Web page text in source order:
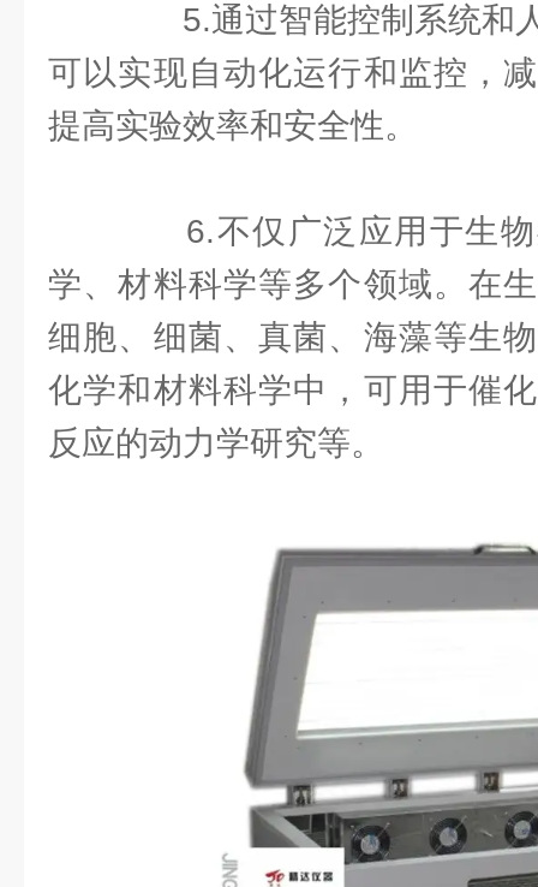
5.通过智能控制系统和
可以实现自动化运行和监控，
提高实验效率和安全性。
6.不仅广泛应用于生物
学、材料科学等多个领域。在
细胞、细菌、真菌、海藻等生
化学和材料科学中，可用于催
反应的动力学研究等。